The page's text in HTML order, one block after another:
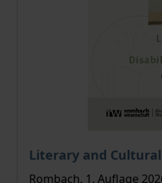
Literary and
Der Preis dieses Titels
Rombach, 1. Auflage